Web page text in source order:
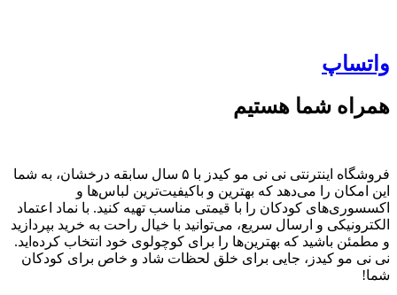
واتساپ
همراه شما هستیم
فروشگاه اینترنتی نی نی مو کیدز با ۵ سال سابقه درخشان، به شما
این امکان را می‌دهد که بهترین و باکیفیت‌ترین لباس‌ها و
اکسسوری‌های کودکان را با قیمتی مناسب تهیه کنید. با نماد اعتماد
الکترونیکی و ارسال سریع، می‌توانید با خیال راحت به خرید بپردازید
و مطمئن باشید که بهترین‌ها را برای کوچولوی خود انتخاب کرده‌اید.
نی نی مو کیدز، جایی برای خلق لحظات شاد و خاص برای کودکان
شما!